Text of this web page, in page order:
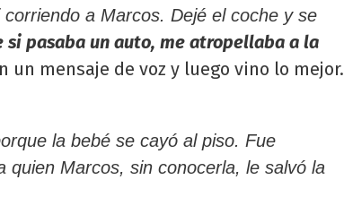
a Marcos. Dejé el coche y se
si pasaba un auto, me atropellaba a la
un mensaje de voz y luego vino lo mejor.
la bebé se cayó al piso. Fue
quien Marcos, sin conocerla, le salvó la